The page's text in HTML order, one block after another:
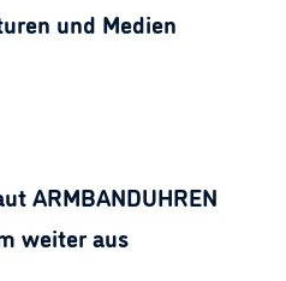
und Medien
ARMBANDUHREN
weiter aus